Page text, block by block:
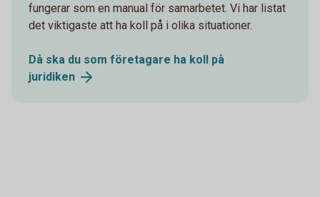
fungerar som en manual för samarbetet. Vi har listat
det viktigaste att ha koll på i olika situationer.
Då ska du som företagare ha koll på
juridiken